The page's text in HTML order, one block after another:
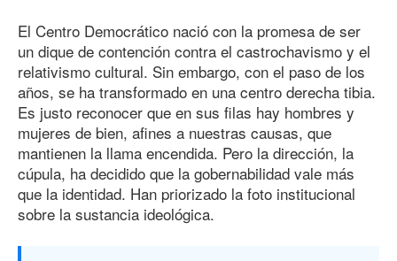
El Centro Democrático nació con la promesa de ser
un dique de contención contra el castrochavismo y el
relativismo cultural. Sin embargo, con el paso de los
años, se ha transformado en una centro derecha tibia.
Es justo reconocer que en sus filas hay hombres y
mujeres de bien, afines a nuestras causas, que
mantienen la llama encendida. Pero la dirección, la
cúpula, ha decidido que la gobernabilidad vale más
que la identidad. Han priorizado la foto institucional
sobre la sustancia ideológica.